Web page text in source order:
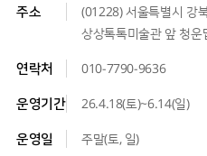
주소
(01228) 서울특별시 강
상상톡톡미술관 앞 청운
연락처 010-7790-9636
운영기간 26.4.18(토)~6.14(일)
운영일 주말(토, 일)